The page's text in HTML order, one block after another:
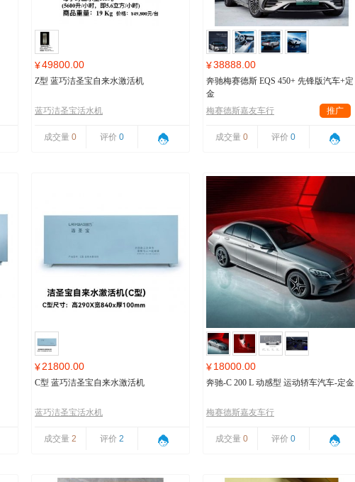
¥49800.00
Z型 蓝巧洁圣宝自来水激活机
蓝巧洁圣宝活水机
成交量 0 评价 0
¥38888.00
奔驰梅赛德斯 EQS 450+ 先锋版汽车+定
金
梅赛德斯嘉友车行
推广
成交量 0 评价 0
¥21800.00
C型 蓝巧洁圣宝自来水激活机
蓝巧洁圣宝活水机
成交量 2 评价 2
¥18000.00
奔驰-C 200 L 动感型 运动轿车汽车-定金
梅赛德斯嘉友车行
成交量 0 评价 0